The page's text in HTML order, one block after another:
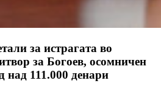
за истрагата во
за Богоев, осомничен
над 111.000 денари